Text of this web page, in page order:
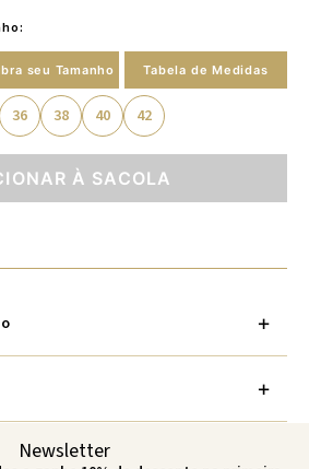
seu Tamanho Tabela de Medidas
36 38 40 42
À SACOLA
Newsletter